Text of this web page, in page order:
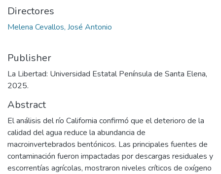
Directores
Melena Cevallos, José Antonio
Publisher
La Libertad: Universidad Estatal Península de Santa Elena,
2025.
Abstract
El análisis del río California confirmó que el deterioro de la
calidad del agua reduce la abundancia de
macroinvertebrados bentónicos. Las principales fuentes de
contaminación fueron impactadas por descargas residuales y
escorrentías agrícolas, mostraron niveles críticos de oxígeno